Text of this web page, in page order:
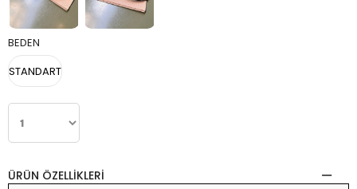
BEDEN
STANDART
ÜRÜN ÖZELLIKLERI